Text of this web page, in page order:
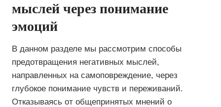
мыслей через понимание
эмоций
В данном разделе мы рассмотрим способы
предотвращения негативных мыслей,
направленных на самоповреждение, через
глубокое понимание чувств и переживаний.
Отказываясь от общепринятых мнений о